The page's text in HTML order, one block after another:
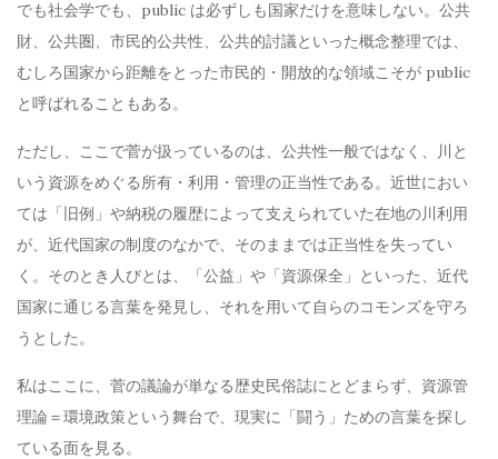
でも社会学でも、public は必ずしも国家だけを意味しない。公共
財、公共圏、市民的公共性、公共的討議といった概念整理では、
むしろ国家から距離をとった市民的・開放的な領域こそが public
と呼ばれることもある。
ただし、ここで菅が扱っているのは、公共性一般ではなく、川と
いう資源をめぐる所有・利用・管理の正当性である。近世におい
ては「旧例」や納税の履歴によって支えられていた在地の川利用
が、近代国家の制度のなかで、そのままでは正当性を失ってい
く。そのとき人びとは、「公益」や「資源保全」といった、近代
国家に通じる言葉を発見し、それを用いて自らのコモンズを守ろ
うとした。
私はここに、菅の議論が単なる歴史民俗誌にとどまらず、資源管
理論＝環境政策という舞台で、現実に「闘う」ための言葉を探し
ている面を見る。